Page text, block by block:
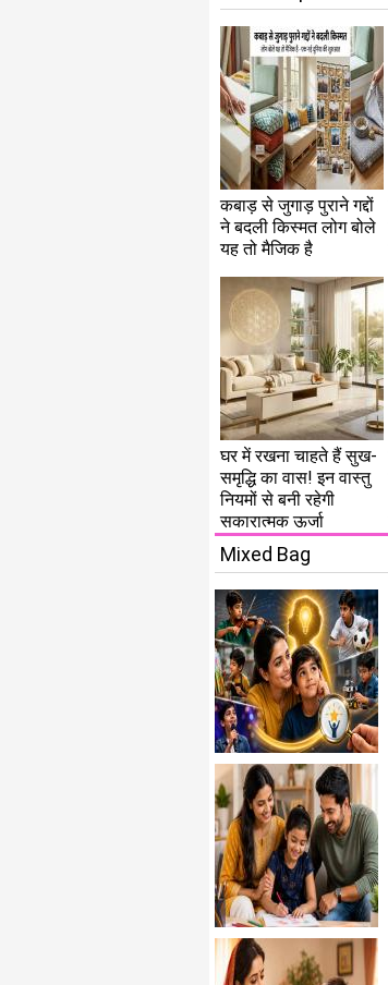
कबाड़ से जुगाड़ पुराने गद्दों
ने बदली किस्मत लोग बोले
यह तो मैजिक है
घर में रखना चाहते हैं सुख-
समृद्धि का वास! इन वास्तु
नियमों से बनी रहेगी
सकारात्मक ऊर्जा
Mixed Bag